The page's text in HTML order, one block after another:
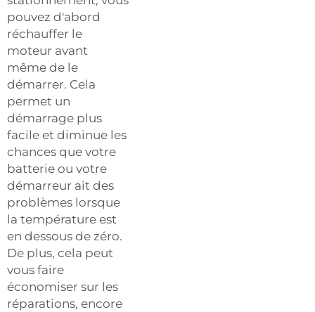
pouvez d'abord
réchauffer le
moteur avant
même de le
démarrer. Cela
permet un
démarrage plus
facile et diminue les
chances que votre
batterie ou votre
démarreur ait des
problèmes lorsque
la température est
en dessous de zéro.
De plus, cela peut
vous faire
économiser sur les
réparations, encore